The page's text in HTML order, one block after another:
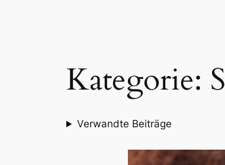
Kategorie:
Verwandte Beiträge